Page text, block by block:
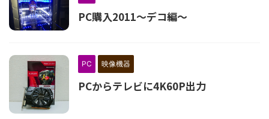
PC購入2011～デコ編～
PC 映像機器
PCからテレビに4K60P出力